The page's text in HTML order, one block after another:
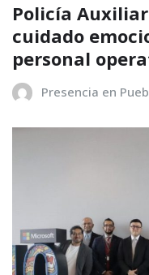
Policía
cuidado
personal
Presencia en